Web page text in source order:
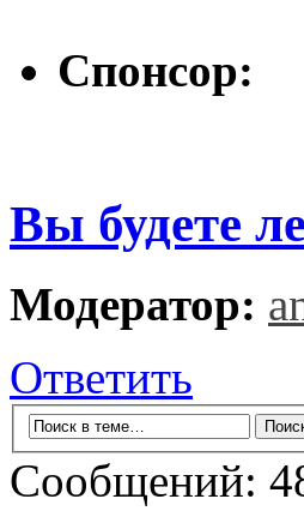
Спонсор:
Вы будете
Модератор:
Ответить
Сообщений: